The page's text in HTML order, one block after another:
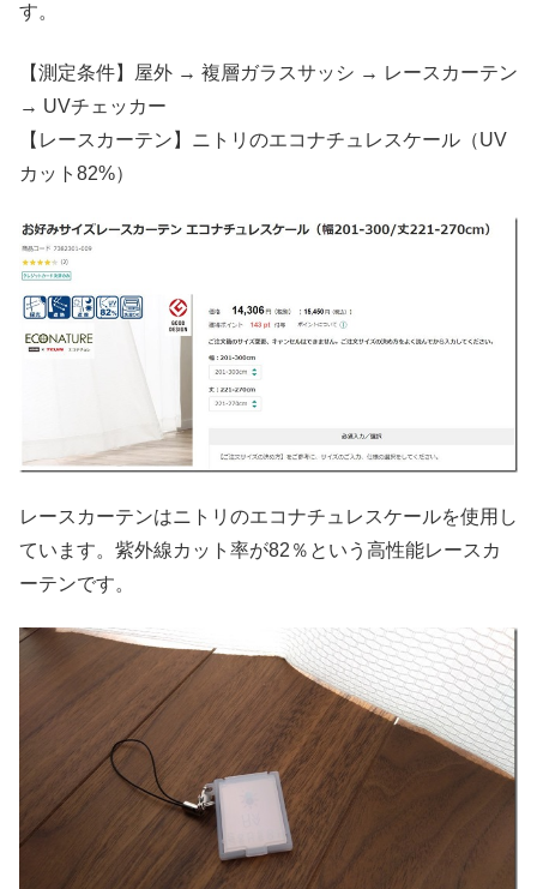
す。
【測定条件】屋外 → 複層ガラスサッシ → レースカーテン
→ UVチェッカー
【レースカーテン】ニトリのエコナチュレスケール（UV
カット82%）
レースカーテンはニトリのエコナチュレスケールを使用し
ています。紫外線カット率が82％という高性能レースカ
ーテンです。